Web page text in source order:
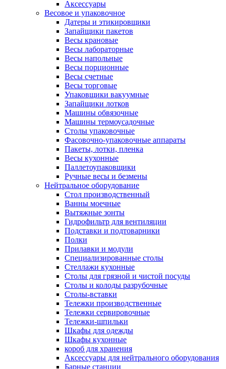
Аксессуары
Весовое и упаковочное
Датеры и этикировщики
Запайщики пакетов
Весы крановые
Весы лабораторные
Весы напольные
Весы порционные
Весы счетные
Весы торговые
Упаковщики вакуумные
Запайщики лотков
Машины обвязочные
Машины термоусадочные
Столы упаковочные
Фасовочно-упаковочные аппараты
Пакеты, лотки, пленка
Весы кухонные
Паллетоупаковщики
Ручные весы и безмены
Нейтральное оборудование
Cтол производственный
Ванны моечные
Вытяжные зонты
Гидрофильтр для вентиляции
Подставки и подтоварники
Полки
Прилавки и модули
Специализированные столы
Стеллажи кухонные
Столы для грязной и чистой посуды
Столы и колоды разрубочные
Столы-вставки
Тележки производственные
Тележки сервировочные
Тележки-шпильки
Шкафы для одежды
Шкафы кухонные
короб для хранения
Аксессуары для нейтрального оборудования
Барные станции